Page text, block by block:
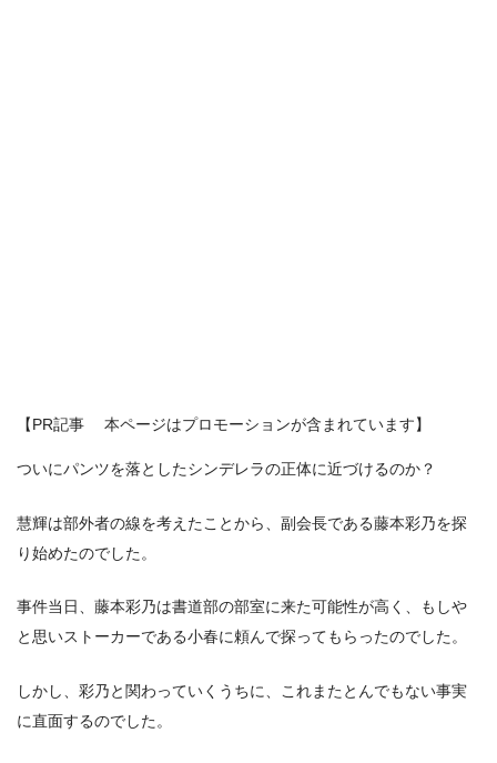
【PR記事 本ページはプロモーションが含まれています】
ついにパンツを落としたシンデレラの正体に近づけるのか？
慧輝は部外者の線を考えたことから、副会長である藤本彩乃を探
り始めたのでした。
事件当日、藤本彩乃は書道部の部室に来た可能性が高く、もしや
と思いストーカーである小春に頼んで探ってもらったのでした。
しかし、彩乃と関わっていくうちに、これまたとんでもない事実
に直面するのでした。